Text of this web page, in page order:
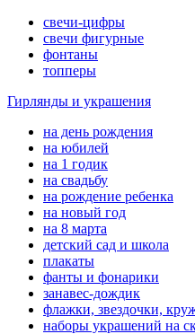
свечи-цифры
свечи фигурные
фонтаны
топперы
Гирлянды и украшения
на день рождения
на юбилей
на 1 годик
на свадьбу
на рождение ребенка
на новый год
на 8 марта
детский сад и школа
плакаты
фанты и фонарики
занавес-дождик
флажки, звездочки,
наборы украшений на